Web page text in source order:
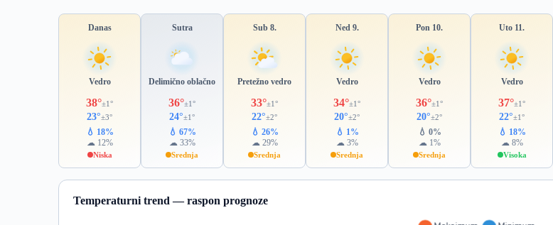
Danas
Vedro
38°±1°
23°±3°
💧 18%
☁ 12%
Niska
Sutra
Delimično oblačno
36°±1°
24°±1°
💧 67%
☁ 33%
Srednja
Sub 8.
Pretežno vedro
33°±1°
22°±2°
💧 26%
☁ 29%
Srednja
Ned 9.
Vedro
34°±1°
20°±2°
💧 1%
☁ 3%
Srednja
Pon 10.
Vedro
36°±1°
20°±2°
💧 0%
☁ 1%
Srednja
Uto 11.
Vedro
37°±1°
22°±1°
💧 18%
☁ 8%
Visoka
Temperaturni trend — raspon prognoze